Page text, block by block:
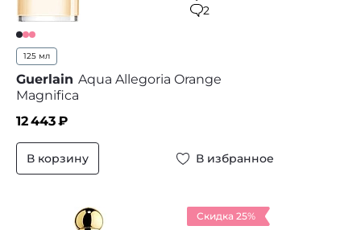
2
125 мл
Guerlain Aqua Allegoria Orange
Magnifica
12 443₽
В корзину В избранное
Скидка 25%